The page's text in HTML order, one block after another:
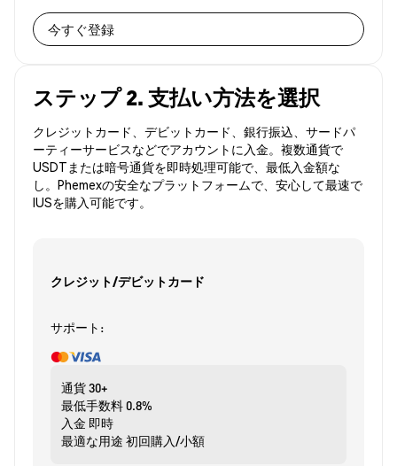
今すぐ登録
ステップ 2. 支払い方法を選択
クレジットカード、デビットカード、銀行振込、サードパ
ーティーサービスなどでアカウントに入金。複数通貨で
USDTまたは暗号通貨を即時処理可能で、最低入金額な
し。Phemexの安全なプラットフォームで、安心して最速で
IUSを購入可能です。
クレジット/デビットカード
サポート:
通貨30+
最低手数料0.8%
入金 即時
最適な用途 初回購入/小額